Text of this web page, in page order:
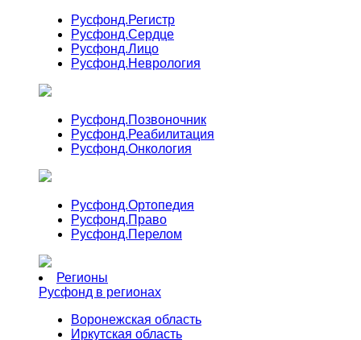
Русфонд.Регистр
Русфонд.Сердце
Русфонд.Лицо
Русфонд.Неврология
Русфонд.Позвоночник
Русфонд.Реабилитация
Русфонд.Онкология
Русфонд.Ортопедия
Русфонд.Право
Русфонд.Перелом
Регионы
Русфонд в регионах
Воронежская область
Иркутская область